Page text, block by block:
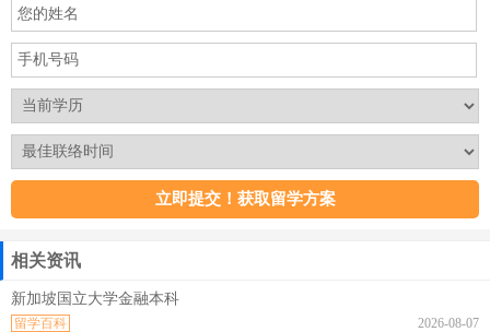
相关资讯
新加坡国立大学金融本科
2026-08-07
留学百科